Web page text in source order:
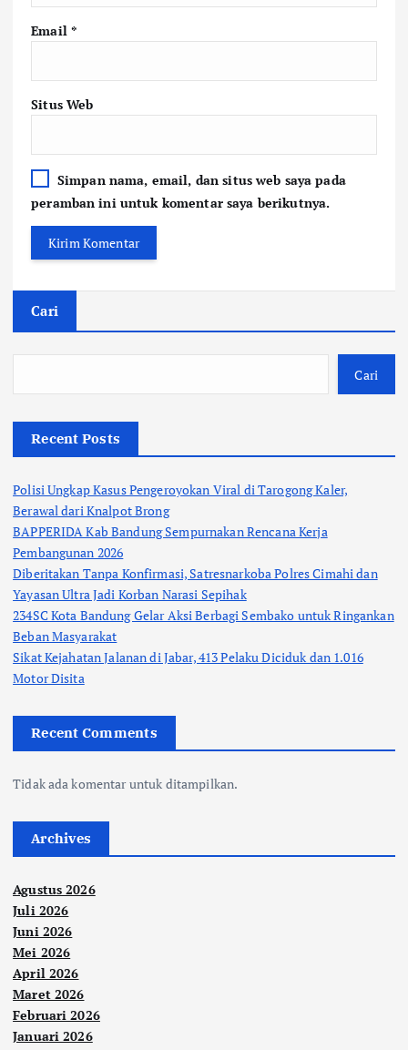
Email *
Situs Web
Simpan nama, email, dan situs web saya pada
peramban ini untuk komentar saya berikutnya.
Cari
Cari
Recent Posts
Polisi Ungkap Kasus Pengeroyokan Viral di Tarogong Kaler,
Berawal dari Knalpot Brong
BAPPERIDA Kab Bandung Sempurnakan Rencana Kerja
Pembangunan 2026
Diberitakan Tanpa Konfirmasi, Satresnarkoba Polres Cimahi dan
Yayasan Ultra Jadi Korban Narasi Sepihak
234SC Kota Bandung Gelar Aksi Berbagi Sembako untuk Ringankan
Beban Masyarakat
Sikat Kejahatan Jalanan di Jabar, 413 Pelaku Diciduk dan 1.016
Motor Disita
Recent Comments
Tidak ada komentar untuk ditampilkan.
Archives
Agustus 2026
Juli 2026
Juni 2026
Mei 2026
April 2026
Maret 2026
Februari 2026
Januari 2026